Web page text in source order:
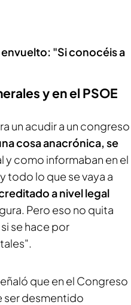
"Si conocéis a
y en el PSOE
un acudir a un congreso
cosa anacrónica, se
y como informaban en el
todo lo que se vaya a
a nivel legal
Pero eso no quita
se hace por
que en el Congreso
ser desmentido